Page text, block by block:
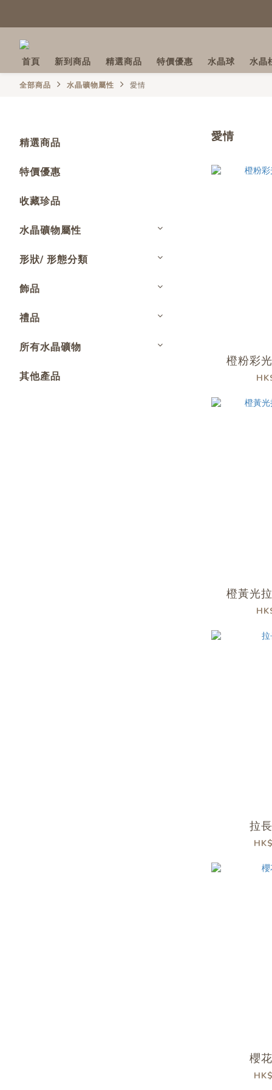
首頁 新到商品 精選商品 特價優惠 水晶球 水晶
全部商品 水晶礦物屬性 愛情
精選商品
特價優惠
收藏珍品
水晶礦物屬性
形狀/ 形態分類
飾品
禮品
所有水晶礦物
其他產品
愛情
橙粉彩
橙黃光
拉
櫻